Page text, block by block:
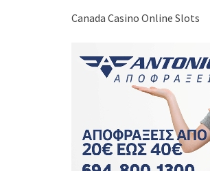
Canada Casino Online Slots